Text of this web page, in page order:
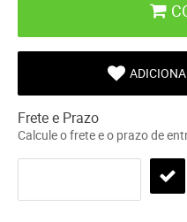
Frete e Prazo
Calcule o frete e o prazo de